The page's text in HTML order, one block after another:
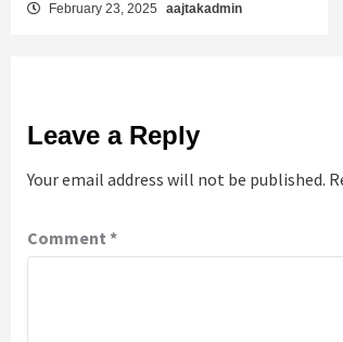
February 23, 2025 aajtakadmin
Leave a Reply
Your email address will not be published.
Comment *